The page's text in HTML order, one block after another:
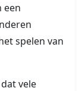
een
spelen van
vele